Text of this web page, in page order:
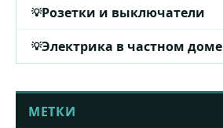
Розетки и выключатели
Электрика в частном доме
МЕТКИ